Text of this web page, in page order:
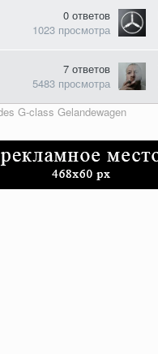
0 ответов
1023 просмотра
7 ответов
5483 просмотра
G-class Gelandewagen